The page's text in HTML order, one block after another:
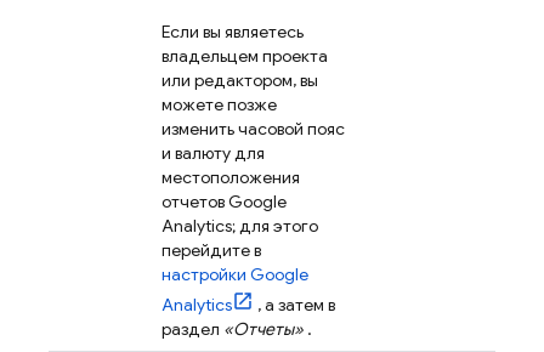
Если вы являетесь
владельцем проекта
или редактором, вы
можете позже
изменить часовой пояс
и валюту для
местоположения
отчетов Google
Analytics; для этого
перейдите в
настройки Google
Analytics
, а затем в
раздел «Отчеты» .